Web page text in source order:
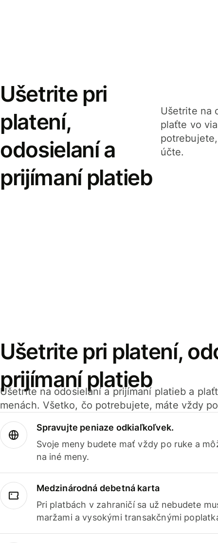
Ušetrite pri
platení,
odosielaní a
prijímaní platieb
Ušetrite na
plaťte vo
účte.
Ušetrite pri platení,
prijímaní platieb
Ušetrite na odosielaní a prijímaní platieb a
menách. Všetko, čo potrebujete, máte vždy
Spravujte peniaze odkiaľkoľvek.
Svoje meny budete mať vždy po ruke a
na iné meny.
Medzinárodná debetná karta
Pri platbách v zahraničí sa už nebudete
maržami a vysokými transakčnými